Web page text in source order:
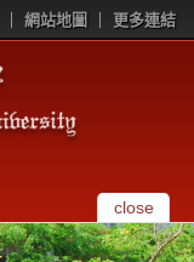
網站地圖 更多連結
close